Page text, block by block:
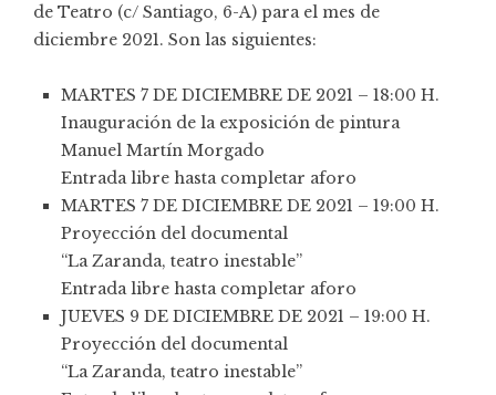
de Teatro (c/ Santiago, 6-A) para el mes de
diciembre 2021. Son las siguientes:
MARTES 7 DE DICIEMBRE DE 2021 – 18:00 H.
Inauguración de la exposición de pintura
Manuel Martín Morgado
Entrada libre hasta completar aforo
MARTES 7 DE DICIEMBRE DE 2021 – 19:00 H.
Proyección del documental
“La Zaranda, teatro inestable”
Entrada libre hasta completar aforo
JUEVES 9 DE DICIEMBRE DE 2021 – 19:00 H.
Proyección del documental
“La Zaranda, teatro inestable”